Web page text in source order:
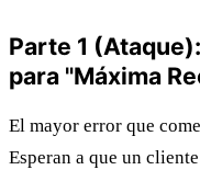
Parte 1
para "Máxima
El mayor error que
Esperan a que un cliente